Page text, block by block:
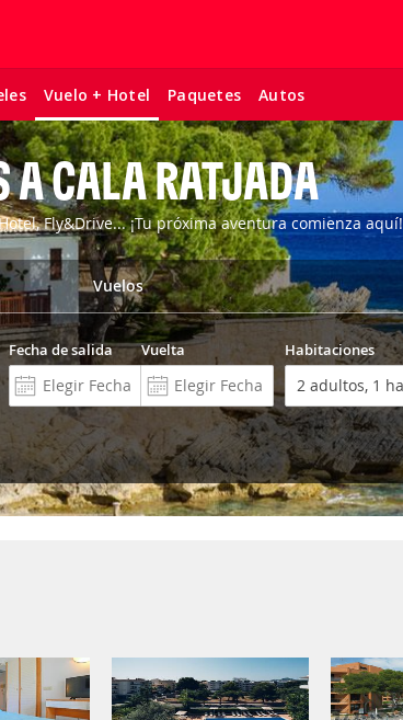
Vuelo + Hotel Paquetes Autos
A CALA RATJADA
Fly&Drive... ¡Tu próxima aventura comienza aquí!
Vuelos
Fecha de salida Vuelta Habitaciones